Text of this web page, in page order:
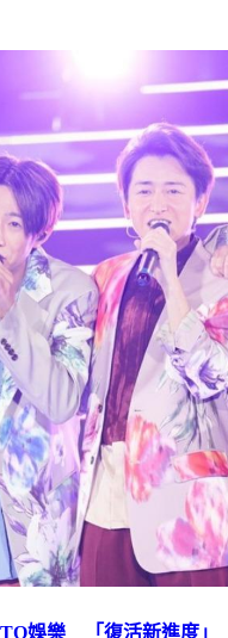
娛樂 「復活新進度」